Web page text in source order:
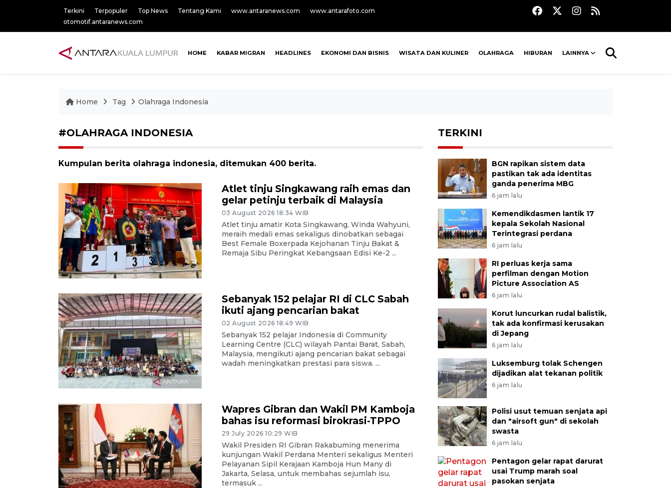
Terkini Terpopuler Top News Tentang Kami www.antaranews.com
www.antarafoto.com
otomotif.antaranews.com
HOME KABAR MIGRAN HEADLINES EKONOMI DAN BISNIS WISATA DAN KULINER OLAHRAGA HIBURAN LAINNYA
Home Tag Olahraga Indonesia
#OLAHRAGA INDONESIA
Kumpulan berita olahraga indonesia, ditemukan 400 berita.
Atlet tinju Singkawang raih emas dan
gelar petinju terbaik di Malaysia
03 August 2026 18:34 WIB
Atlet tinju amatir Kota Singkawang, Winda Wahyuni,
meraih medali emas sekaligus dinobatkan sebagai
Best Female Boxerpada Kejohanan Tinju Bakat &
Remaja Sibu Peringkat Kebangsaan Edisi Ke-2 ...
Sebanyak 152 pelajar RI di CLC Sabah
ikuti ajang pencarian bakat
02 August 2026 18:49 WIB
Sebanyak 152 pelajar Indonesia di Community
Learning Centre (CLC) wilayah Pantai Barat, Sabah,
Malaysia, mengikuti ajang pencarian bakat sebagai
wadah meningkatkan prestasi para siswa. ...
Wapres Gibran dan Wakil PM Kamboja
bahas isu reformasi birokrasi-TPPO
29 July 2026 10:29 WIB
Wakil Presiden RI Gibran Rakabuming menerima
kunjungan Wakil Perdana Menteri sekaligus Menteri
Pelayanan Sipil Kerajaan Kamboja Hun Many di
Jakarta, Selasa, untuk membahas sejumlah isu,
termasuk ...
TERKINI
BGN rapikan sistem data
pastikan tak ada identitas
ganda penerima MBG
6 jam lalu
Kemendikdasmen lantik 17
kepala Sekolah Nasional
Terintegrasi perdana
6 jam lalu
RI perluas kerja sama
perfilman dengan Motion
Picture Association AS
6 jam lalu
Korut luncurkan rudal balistik,
tak ada konfirmasi kerusakan
di Jepang
6 jam lalu
Luksemburg tolak Schengen
dijadikan alat tekanan politik
6 jam lalu
Polisi usut temuan senjata api
dan "airsoft gun" di sekolah
swasta
6 jam lalu
Pentagon gelar rapat darurat
usai Trump marah soal
pasokan senjata